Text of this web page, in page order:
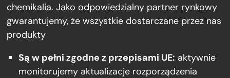
chemikalia. Jako odpowiedzialny partner rynkowy
gwarantujemy, że wszystkie dostarczane przez nas
produkty
Są w pełni zgodne z przepisami UE: aktywnie
monitorujemy aktualizacje rozporządzenia